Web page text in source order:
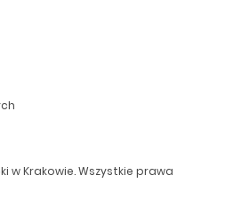
w Krakowie. Wszystkie prawa